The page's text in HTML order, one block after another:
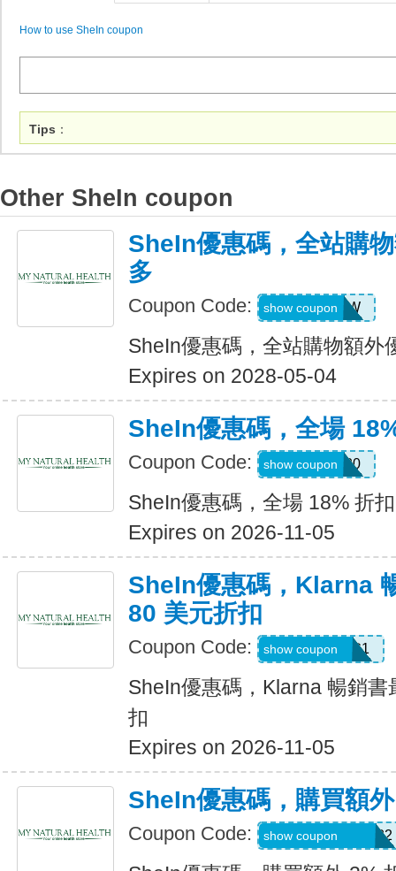
How to use SheIn coupon
Tips ：
Other SheIn coupon
SheIn優惠碼，全站購
多
Coupon Code: US04184W
show coupon
SheIn優惠碼，全站購物額外
Expires on 2028-05-04
SheIn優惠碼，全場
Coupon Code: JULY0B20
show coupon
SheIn優惠碼，全場 18% 折扣
Expires on 2026-11-05
SheIn優惠碼，Klarna
80 美元折扣
Coupon Code: KLARNAAUG1
show coupon
SheIn優惠碼，Klarna 暢銷
扣
Expires on 2026-11-05
SheIn優惠碼，購買額
Coupon Code: Coriannekotel7582
show coupon